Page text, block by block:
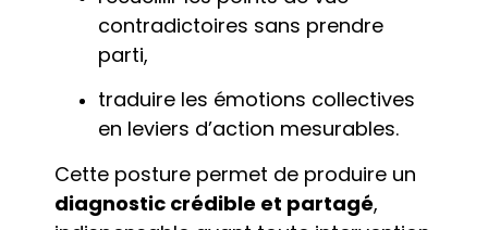
contradictoires sans prendre
parti,
traduire les émotions collectives
en leviers d’action mesurables.
Cette posture permet de produire un
diagnostic crédible et partagé,